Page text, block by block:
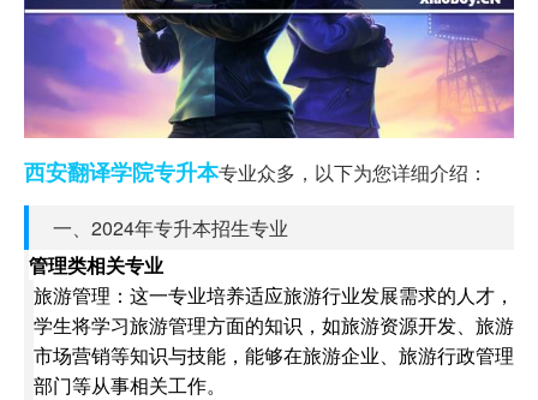
西安翻译学院专升本专业众多，以下为您详细介绍：
一、2024年专升本招生专业
管理类相关专业
旅游管理：这一专业培养适应旅游行业发展需求的人才，
学生将学习旅游管理方面的知识，如旅游资源开发、旅游
市场营销等知识与技能，能够在旅游企业、旅游行政管理
部门等从事相关工作。